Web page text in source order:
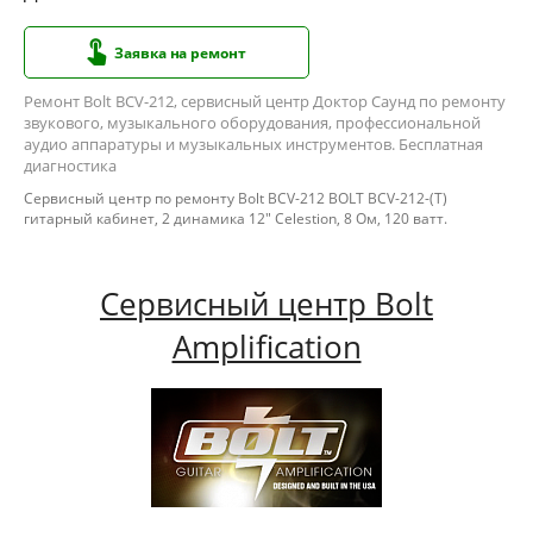
Заявка на ремонт
Ремонт Bolt BCV-212, сервисный центр Доктор Саунд по ремонту
звукового, музыкального оборудования, профессиональной
аудио аппаратуры и музыкальных инструментов. Бесплатная
диагностика
Сервисный центр по ремонту Bolt BCV-212 BOLT BCV-212-(T)
гитарный кабинет, 2 динамика 12" Celestion, 8 Ом, 120 ватт.
Сервисный центр Bolt
Amplification